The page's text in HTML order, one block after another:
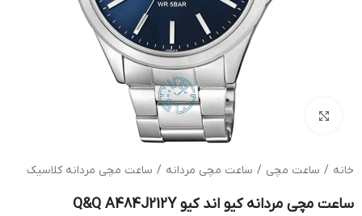
خانه / ساعت مچی / ساعت مچی مردانه / ساعت مچی مردانه کلاسیک
ساعت مچی مردانه کیو اند کیو Q&Q A484J212Y